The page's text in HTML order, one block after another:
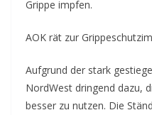
Grippe impfen.
AOK rät zur
Aufgrund der stark
NordWest dringend dazu,
besser zu nutzen. Die